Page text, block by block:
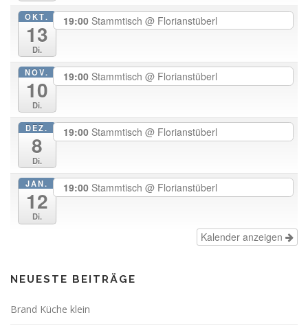
OKT.
13
Di.
19:00 Stammtisch @ Florianstüberl
NOV.
10
Di.
19:00 Stammtisch @ Florianstüberl
DEZ.
8
Di.
19:00 Stammtisch @ Florianstüberl
JAN.
12
Di.
19:00 Stammtisch @ Florianstüberl
Kalender anzeigen
NEUESTE BEITRÄGE
Brand Küche klein